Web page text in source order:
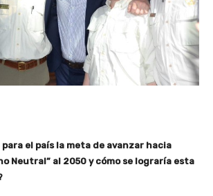
para el país la meta de avanzar hacia
Neutral” al 2050 y cómo se lograría esta